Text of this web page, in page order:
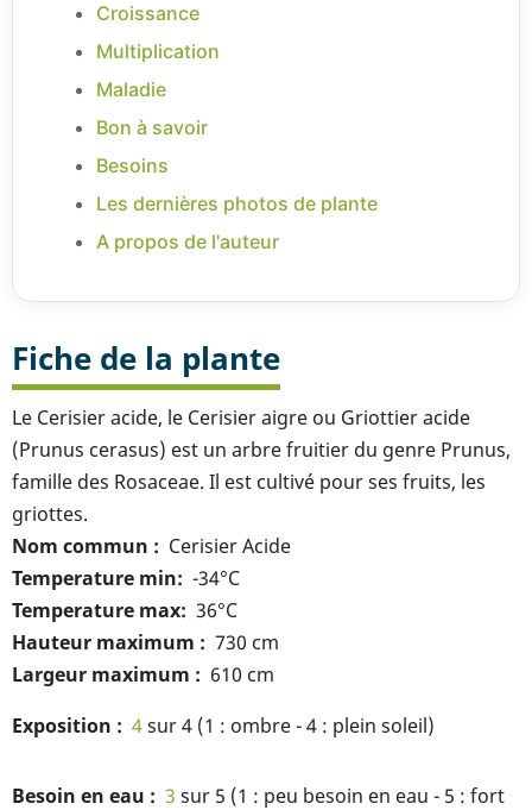
Croissance
Multiplication
Maladie
Bon à savoir
Besoins
Les dernières photos de plante
A propos de l'auteur
Fiche de la plante
Le Cerisier acide, le Cerisier aigre ou Griottier acide
(Prunus cerasus) est un arbre fruitier du genre Prunus,
famille des Rosaceae. Il est cultivé pour ses fruits, les
griottes.
Nom commun
Cerisier Acide
Temperature min
-34°C
Temperature max 36°C
Hauteur maximum
730 cm
Largeur maximum
610 cm
Exposition
4sur 4 (1 : ombre - 4 : plein soleil)
Besoin en eau 3 sur 5 (1 : peu besoin en eau - 5 : fort